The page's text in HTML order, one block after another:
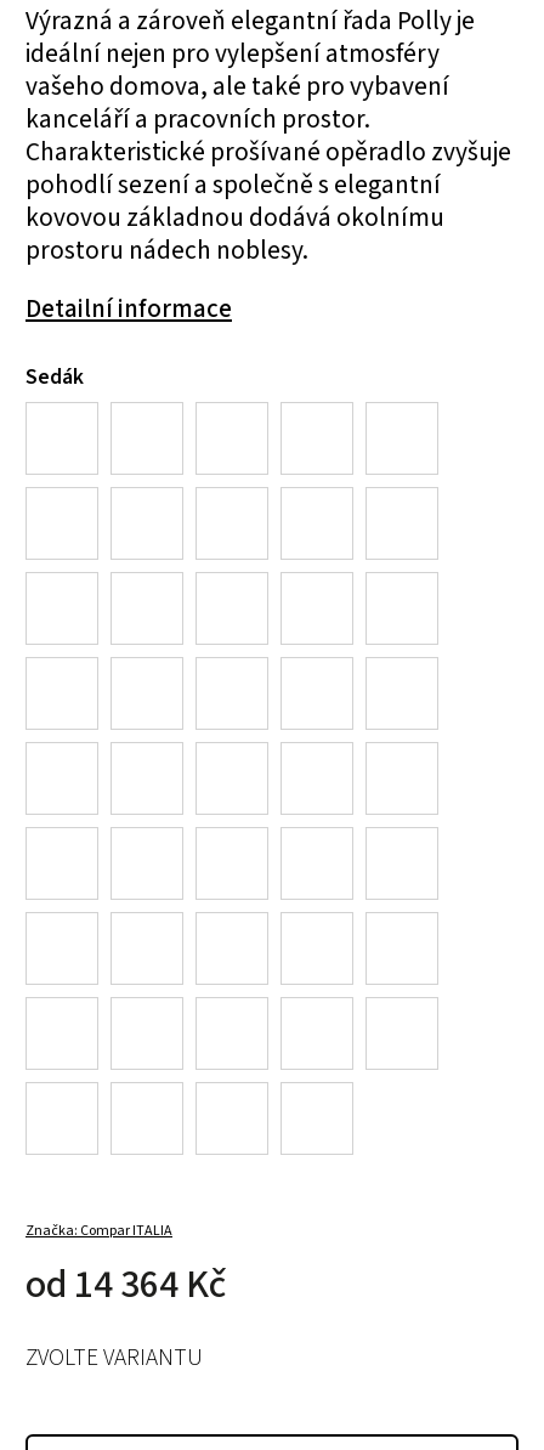
Výrazná a zároveň elegantní řada Polly je
ideální nejen pro vylepšení atmosféry
vašeho domova, ale také pro vybavení
kanceláří a pracovních prostor.
Charakteristické prošívané opěradlo zvyšuje
pohodlí sezení a společně s elegantní
kovovou základnou dodává okolnímu
prostoru nádech noblesy.
Detailní informace
Sedák
Značka: Compar ITALIA
od 14 364 Kč
ZVOLTE VARIANTU